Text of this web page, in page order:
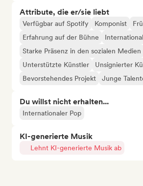
Attribute, die er/sie liebt
Verfügbar auf Spotify Komponist
Erfahrung auf der Bühne
Starke Präsenz in den sozialen Medien
Unterstützte Künstler
Unsignierter
Bevorstehendes Projekt
Junge
Du willst nicht erhalten...
Internationaler Pop
KI-generierte Musik
Lehnt KI-generierte Musik ab